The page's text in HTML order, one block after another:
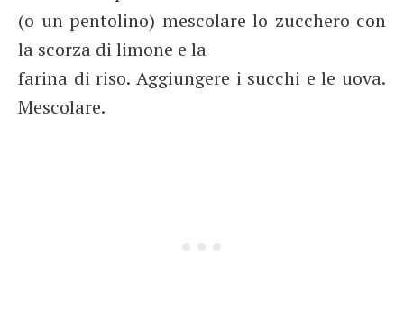
(o un pentolino) mescolare lo zucchero con
la scorza di limone e la
farina di riso. Aggiungere i succhi e le uova.
Mescolare.